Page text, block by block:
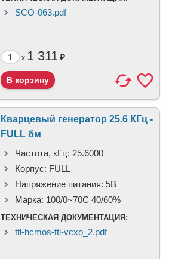
SCO-063.pdf
x 1 311₽
Кварцевый генератор 25.6 КГц -
FULL бм
Частота, кГц: 25.6000
Корпус: FULL
Напряжение питания: 5В
Марка: 100/0~70C 40/60%
ТЕХНИЧЕСКАЯ ДОКУМЕНТАЦИЯ:
ttl-hcmos-ttl-vcxo_2.pdf